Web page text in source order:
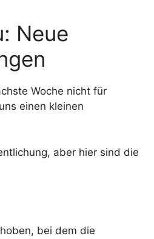
Neue
Woche nicht für
einen kleinen
aber hier sind die
bei dem die